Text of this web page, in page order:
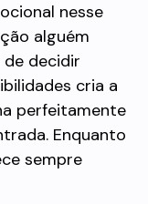
nesse
alguém
decidir
cria a
perfeitamente
Enquanto
sempre